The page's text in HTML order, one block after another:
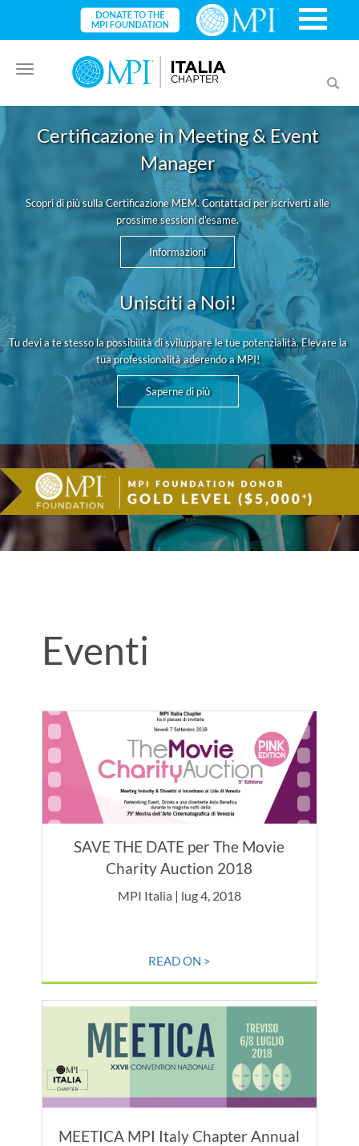
Toggle
navigation
Certificazione in Meeting & Event
Manager
Scopri di più sulla Certificazione MEM. Contattaci per iscriverti alle
prossime sessioni d'esame.
Informazioni
Unisciti a Noi!
Tu devi a te stesso la possibilità di sviluppare le tue potenzialità. Elevare la
tua professionalità aderendo a MPI!
Saperne di più
Eventi
SAVE THE DATE per The Movie
Charity Auction 2018
MPI Italia | lug 4, 2018
READ ON >
MEETICA MPI Italy Chapter Annual